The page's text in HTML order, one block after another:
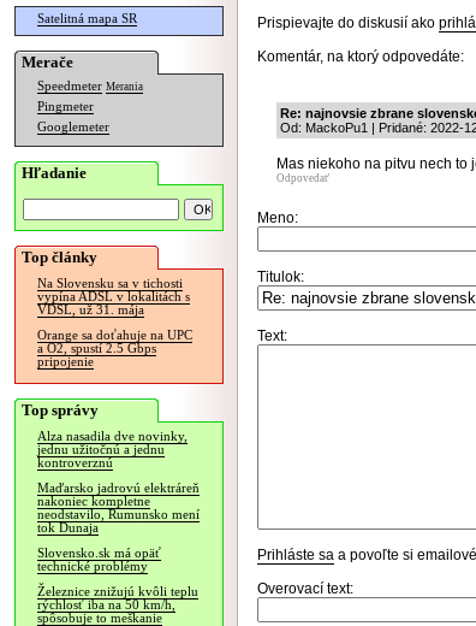
Satelitná mapa SR
Merače
Speedmeter Merania
Pingmeter
Googlemeter
Hľadanie
Top články
Na Slovensku sa v tichosti
vypína ADSL v lokalitách s
VDSL, už 31. mája
Orange sa doťahuje na UPC
a O2, spustí 2.5 Gbps
pripojenie
Top správy
Alza nasadila dve novinky,
jednu užitočnú a jednu
kontroverznú
Maďarsko jadrovú elektráreň
nakoniec kompletne
neodstavilo, Rumunsko mení
tok Dunaja
Slovensko.sk má opäť
technické problémy
Železnice znižujú kvôli teplu
rýchlosť iba na 50 km/h,
spôsobuje to meškanie
Prispievajte do diskusií ako
Komentár, na ktorý odpovedáte:
Re: najnovsie zbrane
Od: MackoPu1 | Pridané: 2022-
Mas niekoho na pitvu nech to
Odpovedať
Meno:
Titulok:
Text:
Prihláste sa a povoľte si
Overovací text: